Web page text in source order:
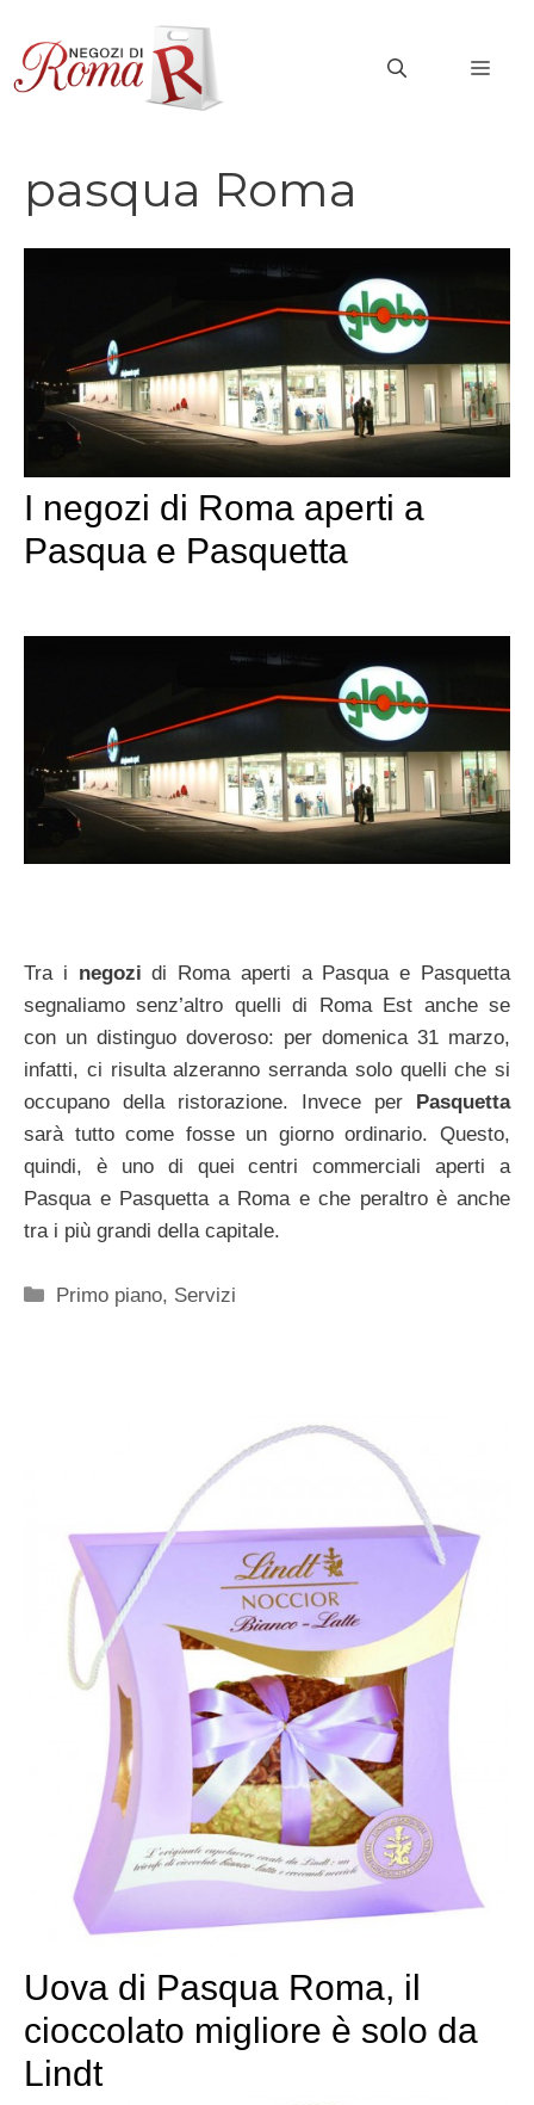
contenuto
pasqua Roma
I negozi di Roma aperti a
Pasqua e Pasquetta
Tra i negozi di Roma aperti a Pasqua e Pasquetta
segnaliamo senz’altro quelli di Roma Est anche se
con un distinguo doveroso: per domenica 31 marzo,
infatti, ci risulta alzeranno serranda solo quelli che si
occupano della ristorazione. Invece per
Pasquetta
sarà tutto come fosse un giorno ordinario. Questo,
quindi, è uno di quei centri commerciali aperti a
Pasqua e Pasquetta a Roma e che peraltro è anche
tra i più grandi della capitale.
Categorie
Primo piano, Servizi
Uova di Pasqua Roma, il
cioccolato migliore è solo da
Lindt